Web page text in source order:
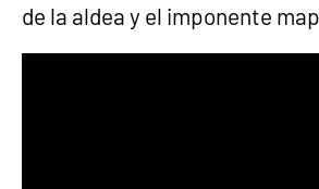
de la aldea y el imponente